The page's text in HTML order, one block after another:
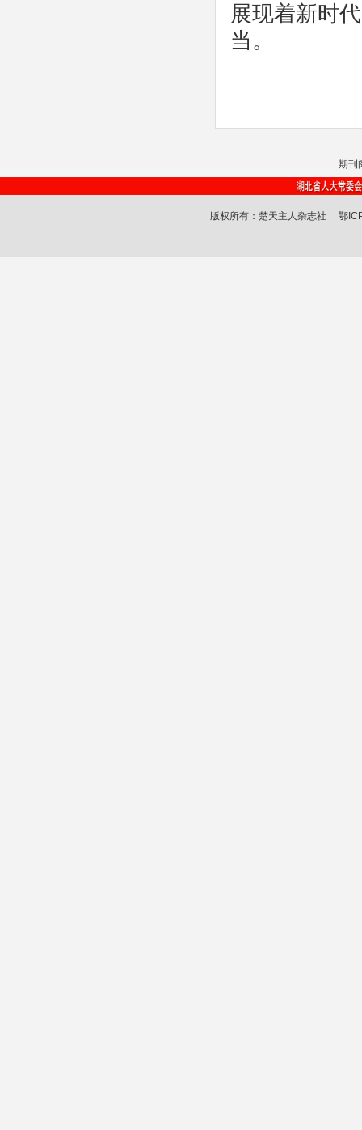
展现着新时
当。
期刊
版权所有：楚天主人杂志社鄂